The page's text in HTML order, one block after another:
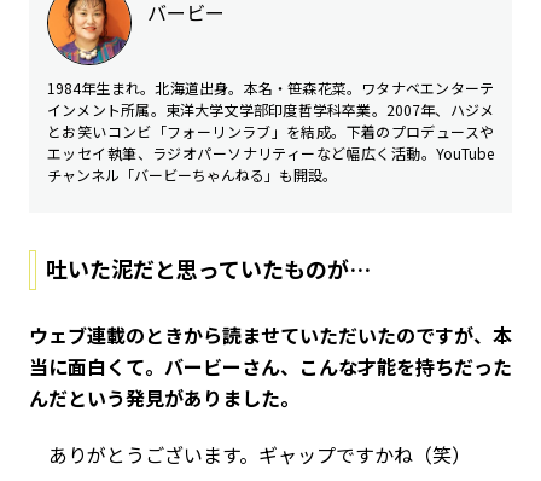
バービー
1984年生まれ。北海道出身。本名・笹森花菜。ワタナベエンターテ
インメント所属。東洋大学文学部印度哲学科卒業。2007年、ハジメ
とお笑いコンビ「フォーリンラブ」を結成。下着のプロデュースや
エッセイ執筆、ラジオパーソナリティーなど幅広く活動。YouTube
チャンネル「バービーちゃんねる」も開設。
吐いた泥だと思っていたものが…
――ウェブ連載のときから読ませていただいたのですが、本
当に面白くて。バービーさん、こんな才能を持ちだった
んだという発見がありました。
ありがとうございます。ギャップですかね（笑）